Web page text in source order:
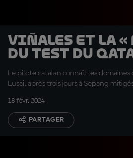
Viñales et la «
du Test du
Le pilote catalan connaît les domaines
Lusail après trois jours à Sepang
18 févr. 2024
PARTAGER